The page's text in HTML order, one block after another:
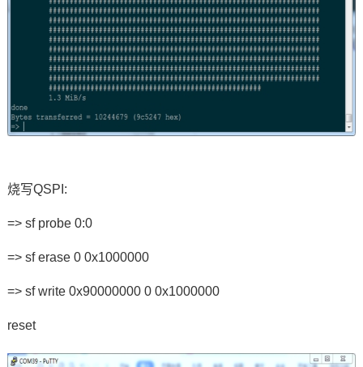
烧写QSPI:
=> sf probe 0:0
=> sf erase 0 0x1000000
=> sf write 0x90000000 0 0x1000000
reset